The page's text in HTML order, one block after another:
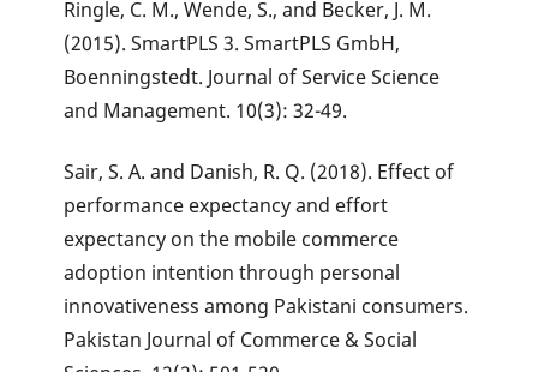
Ringle, C. M., Wende, S., and Becker, J. M.
(2015). SmartPLS 3. SmartPLS GmbH,
Boenningstedt. Journal of Service Science
and Management. 10(3): 32-49.
Sair, S. A. and Danish, R. Q. (2018). Effect of
performance expectancy and effort
expectancy on the mobile commerce
adoption intention through personal
innovativeness among Pakistani consumers.
Pakistan Journal of Commerce & Social